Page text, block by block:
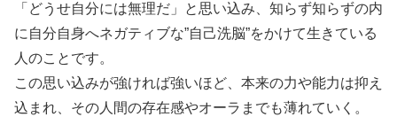
「どうせ自分には無理だ」と思い込み、知らず知らずの内
に自分自身へネガティブな”自己洗脳”をかけて生きている
人のことです。
この思い込みが強ければ強いほど、本来の力や能力は抑え
込まれ、その人間の存在感やオーラまでも薄れていく。